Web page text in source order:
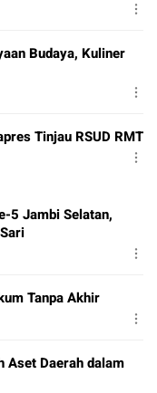
Budaya, Kuliner
Tinjau RSUD RMT
5 Jambi Selatan,
Tanpa Akhir
Aset Daerah dalam